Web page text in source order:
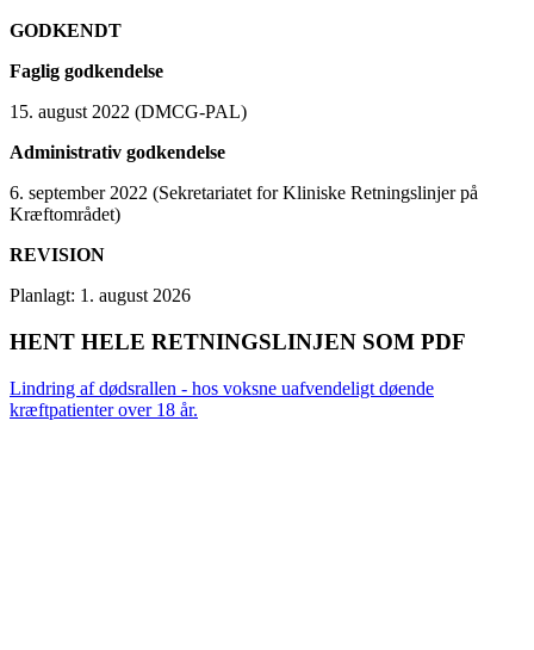
GODKENDT
Faglig godkendelse
15. august 2022 (DMCG-PAL)
Administrativ godkendelse
6. september 2022 (Sekretariatet for Kliniske Retningslinjer på
Kræftområdet)
REVISION
Planlagt: 1. august 2026
HENT HELE RETNINGSLINJEN SOM PDF
Lindring af dødsrallen - hos voksne uafvendeligt døende
kræftpatienter over 18 år.